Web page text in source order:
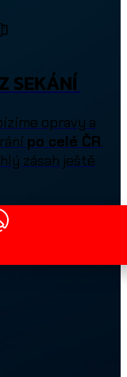
SEKÁNÍ
opravy a
po celé ČR.
zásah ještě